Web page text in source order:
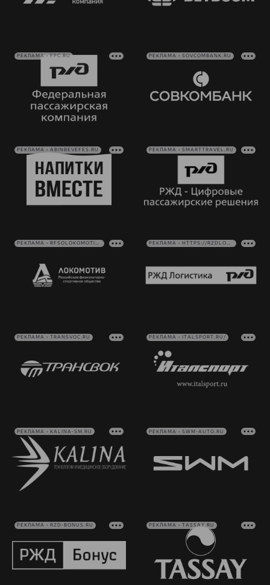
РЕКЛАМА • FPC.RU РЕКЛАМА • SOVCOMBANK.RU
РЕКЛАМА • ABINBEVEFES.RU РЕКЛАМА • SMARTTRAVEL.RU
РЕКЛАМА • RFSOLOKOMOTIV.RU РЕКЛАМА • HTTPS://RZDLOG.RU/
РЕКЛАМА • TRANSVOC.RU РЕКЛАМА • ITALSPORT.RU/
РЕКЛАМА • KALINA-SM.RU РЕКЛАМА • SWM-AUTO.RU
РЕКЛАМА • RZD-BONUS.RU РЕКЛАМА • TASSAY.RU